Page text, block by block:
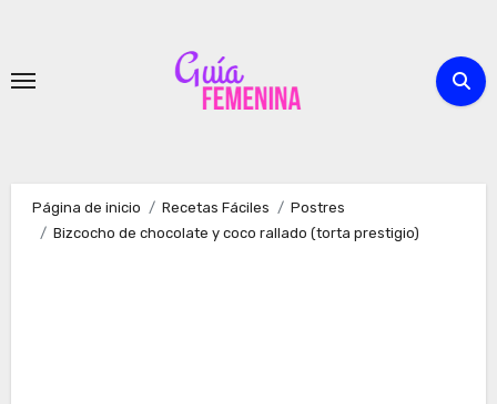
contenido
Página de inicio Recetas Fáciles
Postres
Bizcocho de chocolate y coco rallado (torta prestigio)